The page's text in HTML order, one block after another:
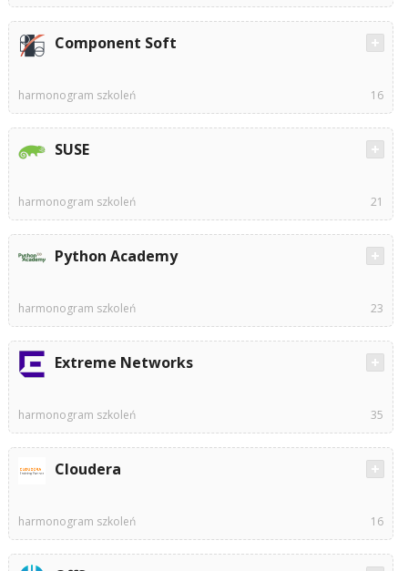
Component Soft
harmonogram szkoleń 16
SUSE
harmonogram szkoleń 21
Python Academy
harmonogram szkoleń 23
Extreme Networks
harmonogram szkoleń 35
Cloudera
harmonogram szkoleń 16